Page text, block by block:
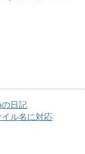
日記
ル名に対応